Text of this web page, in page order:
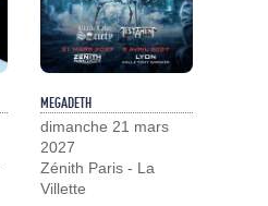
MEGADETH
dimanche 21 mars
2027
Zénith Paris - La
Villette